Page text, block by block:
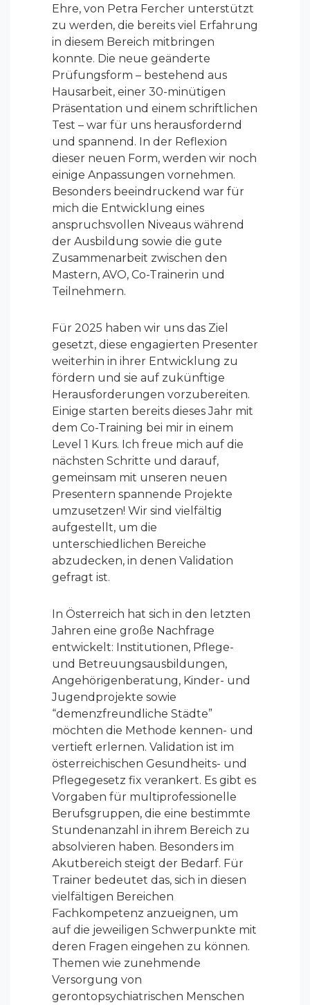
Ehre, von Petra Fercher unterstützt
zu werden, die bereits viel Erfahrung
in diesem Bereich mitbringen
konnte. Die neue geänderte
Prüfungsform – bestehend aus
Hausarbeit, einer 30-minütigen
Präsentation und einem schriftlichen
Test – war für uns herausfordernd
und spannend. In der Reflexion
dieser neuen Form, werden wir noch
einige Anpassungen vornehmen.
Besonders beeindruckend war für
mich die Entwicklung eines
anspruchsvollen Niveaus während
der Ausbildung sowie die gute
Zusammenarbeit zwischen den
Mastern, AVO, Co-Trainerin und
Teilnehmern.
Für 2025 haben wir uns das Ziel
gesetzt, diese engagierten Presenter
weiterhin in ihrer Entwicklung zu
fördern und sie auf zukünftige
Herausforderungen vorzubereiten.
Einige starten bereits dieses Jahr mit
dem Co-Training bei mir in einem
Level 1 Kurs. Ich freue mich auf die
nächsten Schritte und darauf,
gemeinsam mit unseren neuen
Presentern spannende Projekte
umzusetzen! Wir sind vielfältig
aufgestellt, um die
unterschiedlichen Bereiche
abzudecken, in denen Validation
gefragt ist.
In Österreich hat sich in den letzten
Jahren eine große Nachfrage
entwickelt: Institutionen, Pflege-
und Betreuungsausbildungen,
Angehörigenberatung, Kinder- und
Jugendprojekte sowie
“demenzfreundliche Städte”
möchten die Methode kennen- und
vertieft erlernen. Validation ist im
österreichischen Gesundheits- und
Pflegegesetz fix verankert. Es gibt es
Vorgaben für multiprofessionelle
Berufsgruppen, die eine bestimmte
Stundenanzahl in ihrem Bereich zu
absolvieren haben. Besonders im
Akutbereich steigt der Bedarf. Für
Trainer bedeutet das, sich in diesen
vielfältigen Bereichen
Fachkompetenz anzueignen, um
auf die jeweiligen Schwerpunkte mit
deren Fragen eingehen zu können.
Themen wie zunehmende
Versorgung von
gerontopsychiatrischen Menschen